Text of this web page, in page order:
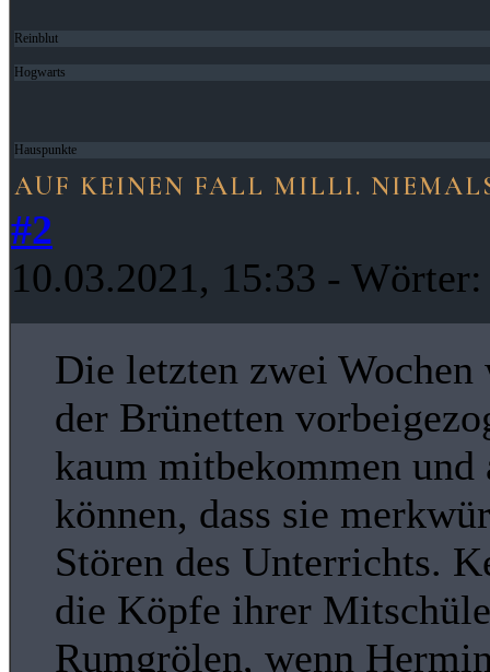
Reinblut
Hogwarts
Hauspunkte
AUF KEINEN FALL MILLI.
#2
10.03.2021, 15:33 -
Die letzten zwei Wochen
der Brünetten
kaum mitbekommen und
können, dass sie
Stören des Unterrichts.
die Köpfe ihrer
Rumgrölen, wenn